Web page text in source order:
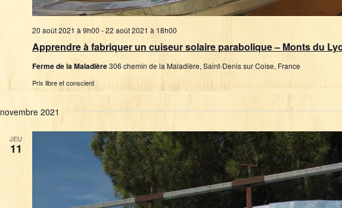
Apprendre à fabriquer un cuiseur solaire parabolique – Monts du
20 août 2021 à 9h00 -22 août 2021 à 18h00
Ferme de la Maladière306 chemin de la Maladière, Saint-Denis sur Coise, France
Prix libre et conscient
novembre 2021
JEU
11